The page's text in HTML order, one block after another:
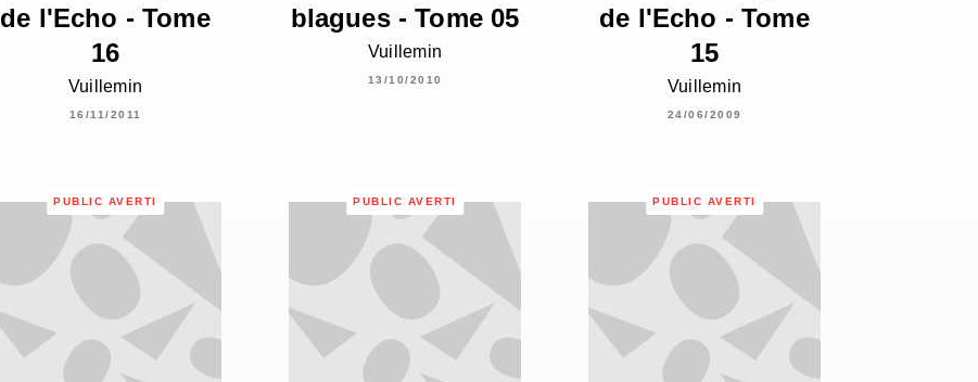
de l'Echo - Tome
16
Vuillemin
16/11/2011
blagues - Tome 05
Vuillemin
13/10/2010
de l'Echo - Tome
15
Vuillemin
24/06/2009
PUBLIC AVERTI PUBLIC AVERTI PUBLIC AVERTI